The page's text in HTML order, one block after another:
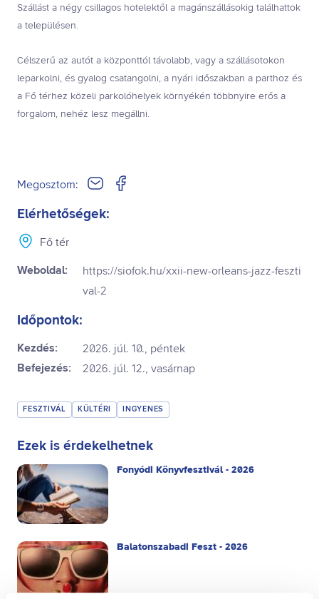
Szállást a négy csillagos hotelektől a magánszállásokig találhattok
a településen.
Célszerű az autót a központtól távolabb, vagy a szállásotokon
leparkolni, és gyalog csatangolni, a nyári időszakban a parthoz és
a Fő térhez közeli parkolóhelyek környékén többnyire erős a
forgalom, nehéz lesz megállni.
Megosztom:
Elérhetőségek:
Fő tér
Weboldal:
https://siofok.hu/xxii-new-orleans-jazz-feszti
val-2
Időpontok:
Kezdés: 2026. júl. 10., péntek
Befejezés: 2026. júl. 12., vasárnap
FESZTIVÁL KÜLTÉRI INGYENES
Ezek is érdekelhetnek
Fonyódi Könyvfesztivál - 2026
Balatonszabadi Feszt - 2026